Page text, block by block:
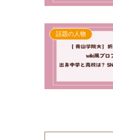
話題の人物